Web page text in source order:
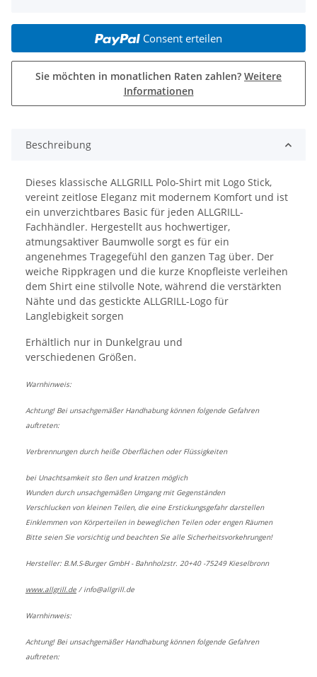
Consent erteilen
Sie möchten in monatlichen Raten zahlen? Weitere
Informationen
Beschreibung
Dieses klassische ALLGRILL Polo-Shirt mit Logo Stick,
vereint zeitlose Eleganz mit modernem Komfort und ist
ein unverzichtbares Basic für jeden ALLGRILL-
Fachhändler. Hergestellt aus hochwertiger,
atmungsaktiver Baumwolle sorgt es für ein
angenehmes Tragegefühl den ganzen Tag über. Der
weiche Rippkragen und die kurze Knopfleiste verleihen
dem Shirt eine stilvolle Note, während die verstärkten
Nähte und das gestickte ALLGRILL-Logo für
Langlebigkeit sorgen
Erhältlich nur in Dunkelgrau und
verschiedenen Größen.
Warnhinweis:
Achtung! Bei unsachgemäßer Handhabung können folgende Gefahren
auftreten:
Verbrennungen durch heiße Oberflächen oder Flüssigkeiten
bei Unachtsamkeit sto ßen und kratzen möglich
Wunden durch unsachgemäßen Umgang mit Gegenständen
Verschlucken von kleinen Teilen, die eine Erstickungsgefahr darstellen
Einklemmen von Körperteilen in beweglichen Teilen oder engen Räumen
Bitte seien Sie vorsichtig und beachten Sie alle Sicherheitsvorkehrungen!
Hersteller: B.M.S-Burger GmbH - Bahnholzstr. 20+40 -75249 Kieselbronn
www.allgrill.de / info@allgrill.de
Warnhinweis:
Achtung! Bei unsachgemäßer Handhabung können folgende Gefahren
auftreten: